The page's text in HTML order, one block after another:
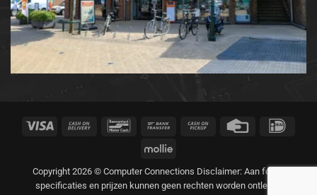
Visa
Cash
Bancontact Bank
Cash
Credit
Mollie
Copyright 2026 © Computer Connections Disclaimer: Aan foto's,
specificaties en prijzen kunnen geen rechten worden ontleend